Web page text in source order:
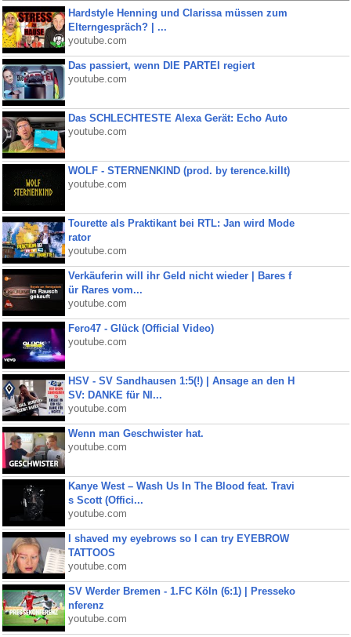
Hardstyle Henning und Clarissa müssen zum
Elterngespräch? | ...
youtube.com
Das passiert, wenn DIE PARTEI regiert
youtube.com
Das SCHLECHTESTE Alexa Gerät: Echo Auto
youtube.com
WOLF - STERNENKIND (prod. by terence.killt)
youtube.com
Tourette als Praktikant bei RTL: Jan wird Mode
rator
youtube.com
Verkäuferin will ihr Geld nicht wieder | Bares f
ür Rares vom...
youtube.com
Fero47 - Glück (Official Video)
youtube.com
HSV - SV Sandhausen 1:5(!) | Ansage an den H
SV: DANKE für NI...
youtube.com
Wenn man Geschwister hat.
youtube.com
Kanye West – Wash Us In The Blood feat. Travi
s Scott (Offici...
youtube.com
I shaved my eyebrows so I can try EYEBROW
TATTOOS
youtube.com
SV Werder Bremen - 1.FC Köln (6:1) | Presseko
nferenz
youtube.com